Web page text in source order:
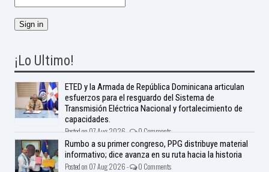
¡Lo Ultimo!
ETED y la Armada de República Dominicana articulan
esfuerzos para el resguardo del Sistema de
Transmisión Eléctrica Nacional y fortalecimiento de
capacidades.
Posted on 07 Aug 2026 - 0 Comments
Rumbo a su primer congreso, PPG distribuye material
informativo; dice avanza en su ruta hacia la historia
Posted on 07 Aug 2026 - 0 Comments